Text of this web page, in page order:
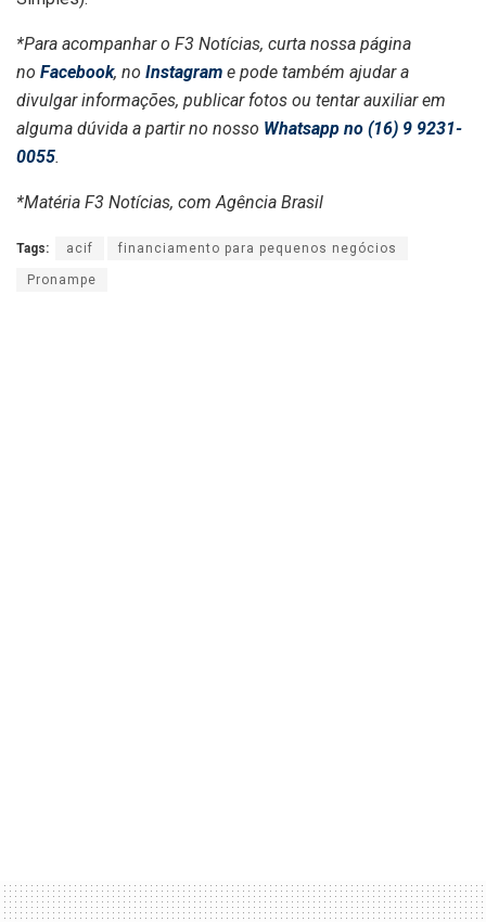
*Para acompanhar o F3 Notícias, curta nossa página
no Facebook, no Instagram e pode também ajudar a
divulgar informações, publicar fotos ou tentar auxiliar em
alguma dúvida a partir no nosso Whatsapp no (16) 9 9231-
0055.
*Matéria F3 Notícias, com Agência Brasil
Tags: acif financiamento para pequenos negócios
Pronampe